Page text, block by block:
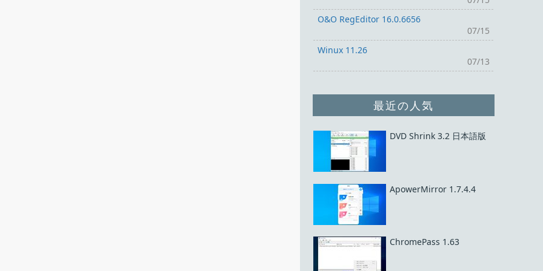
O&O RegEditor 16.0.6656
07/15
Winux 11.26
07/13
最近の人気
DVD Shrink 3.2 日本語版
ApowerMirror 1.7.4.4
ChromePass 1.63